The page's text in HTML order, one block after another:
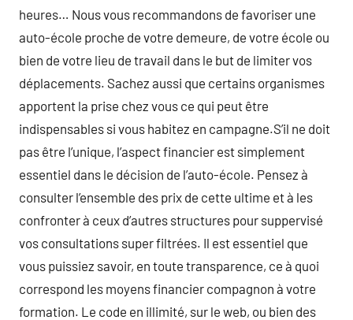
heures… Nous vous recommandons de favoriser une
auto-école proche de votre demeure, de votre école ou
bien de votre lieu de travail dans le but de limiter vos
déplacements. Sachez aussi que certains organismes
apportent la prise chez vous ce qui peut être
indispensables si vous habitez en campagne.S’il ne doit
pas être l’unique, l’aspect financier est simplement
essentiel dans le décision de l’auto-école. Pensez à
consulter l’ensemble des prix de cette ultime et à les
confronter à ceux d’autres structures pour suppervisé
vos consultations super filtrées. Il est essentiel que
vous puissiez savoir, en toute transparence, ce à quoi
correspond les moyens financier compagnon à votre
formation. Le code en illimité, sur le web, ou bien des